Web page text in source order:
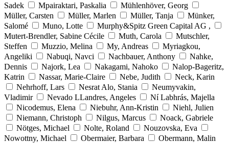
Sadek
Mpairaktari, Paskalia
Mühlenhöver, Georg
Müller, Carsten
Müller, Marlen Müller, Tanja
Münker,
Salomé
Muno, Lotte
Murphy&Spitz Green Capital AG ,
Mutert-Brendler, Sabine Cécile
Muth, Carola
Mutschler,
Steffen
Muzzio, Melina My, Andreas
Myriagkou,
Angeliki
Nabuqi, Navci Nachbauer, Anthony
Nahke,
Dennis
Najork, Lea Nakagami, Nahoko
Nalop-Bageritz,
Katrin
Nassar, Marie-Claire Nebe, Judith
Neck, Karin
Nehrhoff, Lars
Nesrat Alo, Stania
Neumyvakin,
Vladimir
Nevado LLandres, Angeles
Ní Labhrás, Majella
Nicodemus, Elena
Niebuhr, Ann-Kristin
Niehl, Julien
Niemann, Christoph
Nilgus, Marcus
Noack, Gabriele
Nötges, Michael
Nolte, Roland
Nouzovska, Eva
Nowottny, Michael
Obermaier, Barbara
Obermann, Malin